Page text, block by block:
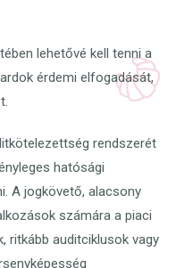
lehetővé kell tenni a
érdemi elfogadását,
rendszerét
hatósági
A jogkövető, alacsony
számára a piaci
ritkább auditciklusok vagy